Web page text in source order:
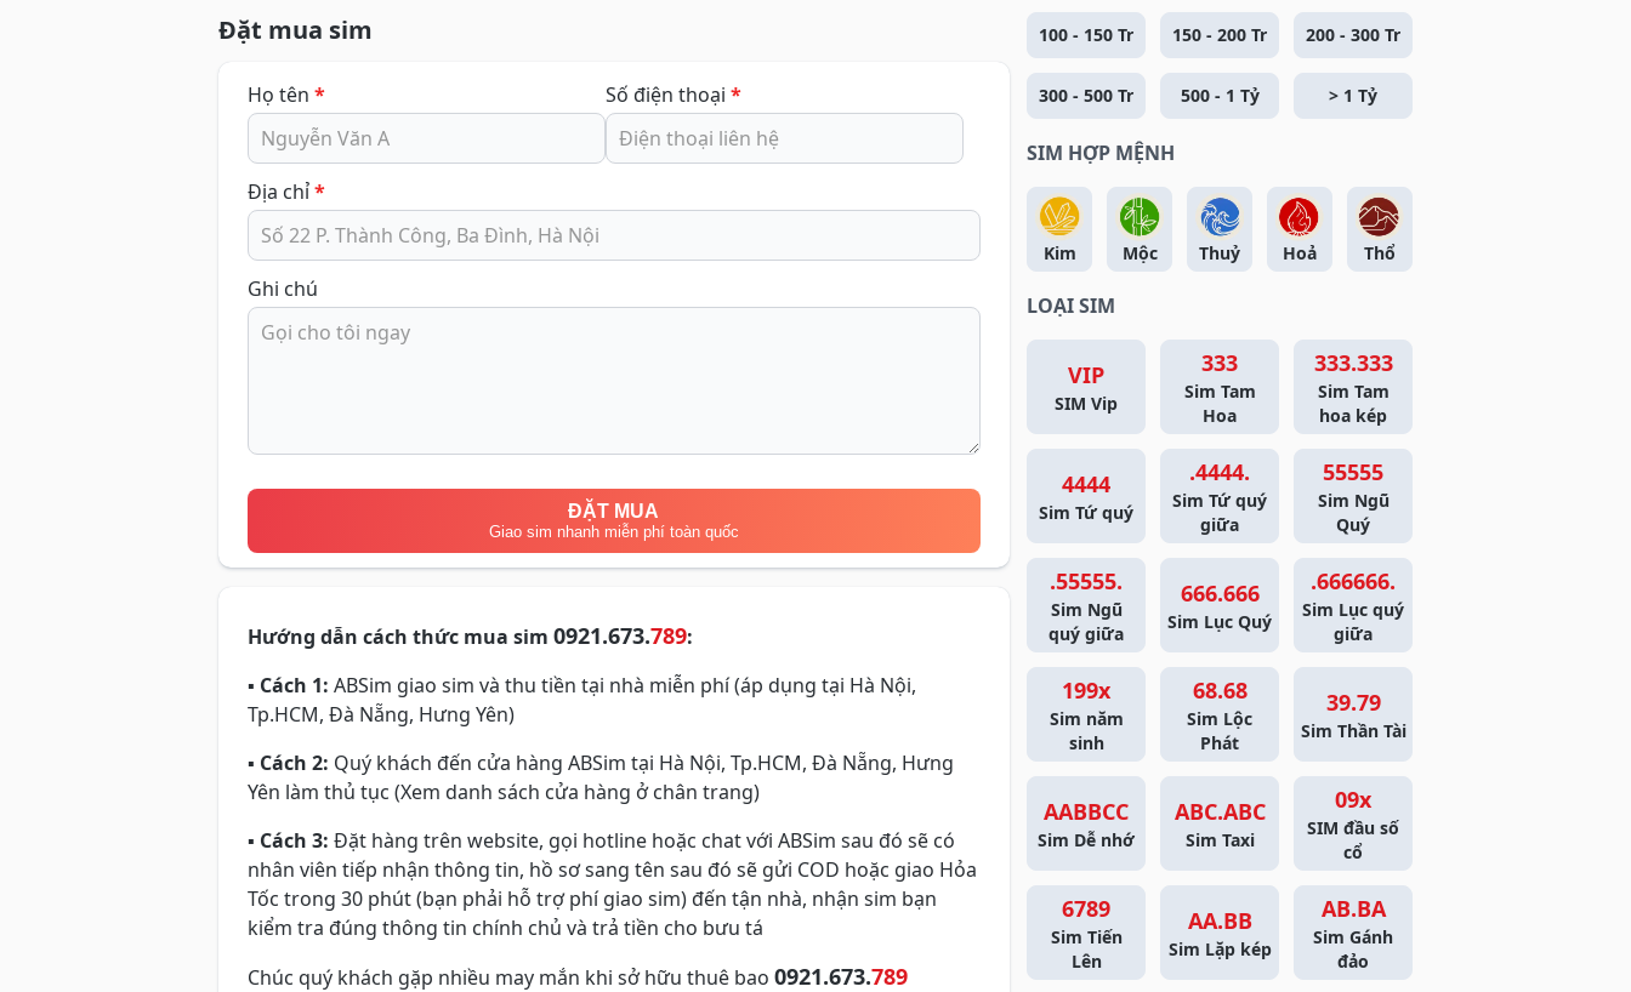
Đặt mua sim
Họ tên * Số điện thoại *
Địa chỉ*
Ghi chú
ĐẶT MUA
Giao sim nhanh miễn phí toàn quốc
Hướng dẫn cách thức mua sim 0921.673.789:
▪ Cách 1: ABSim giao sim và thu tiền tại nhà miễn phí (áp dụng tại Hà Nội,
Tp.HCM, Đà Nẵng, Hưng Yên)
▪ Cách 2: Quý khách đến cửa hàng ABSim tại Hà Nội, Tp.HCM, Đà Nẵng, Hưng
Yên làm thủ tục (Xem danh sách cửa hàng ở chân trang)
▪ Cách 3: Đặt hàng trên website, gọi hotline hoặc chat với ABSim sau đó sẽ có
nhân viên tiếp nhận thông tin, hồ sơ sang tên sau đó sẽ gửi COD hoặc giao Hỏa
Tốc trong 30 phút (bạn phải hỗ trợ phí giao sim) đến tận nhà, nhận sim bạn
kiểm tra đúng thông tin chính chủ và trả tiền cho bưu tá
Chúc quý khách gặp nhiều may mắn khi sở hữu thuê bao 0921.673.789
100 - 150 Tr 150 - 200 Tr 200 - 300 Tr
300 - 500 Tr 500 - 1 Tỷ > 1 Tỷ
SIM HỢP MỆNH
Kim Mộc Thuỷ Hoả Thổ
LOẠI SIM
VIP
SIM Vip
333
Sim Tam
Hoa
333.333
Sim Tam
hoa kép
4444
Sim Tứ quý
.4444.
Sim Tứ quý
giữa
55555
Sim Ngũ
Quý
.55555.
Sim Ngũ
quý giữa
666.666
Sim Lục Quý
.666666.
Sim Lục quý
giữa
199x
Sim năm
sinh
68.68
Sim Lộc
Phát
39.79
Sim Thần Tài
AABBCC
Sim Dễ nhớ
ABC.ABC
Sim Taxi
09x
SIM đầu số
cổ
6789
Sim Tiến
Lên
AA.BB
Sim Lặp kép
AB.BA
Sim Gánh
đảo